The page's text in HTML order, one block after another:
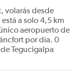
volarás desde
a solo 4,5 km
aeropuerto de
por día. 0
Tegucigalpa